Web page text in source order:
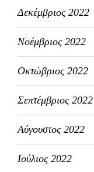
Δεκέμβριος 2022
Νοέμβριος 2022
Οκτώβριος 2022
Σεπτέμβριος 2022
Αύγουστος 2022
Ιούλιος 2022